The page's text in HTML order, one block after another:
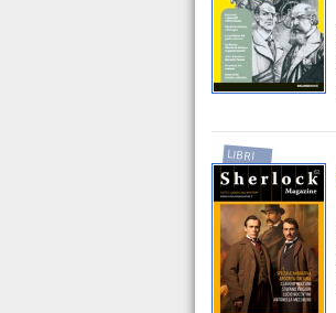
LIBRI